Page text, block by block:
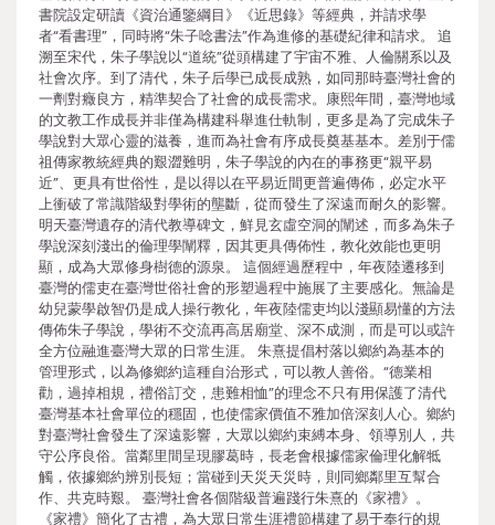
書院設定研讀《資治通鑒綱目》《近思錄》等經典，并請求學
者“看書理”，同時將“朱子唸書法”作為進修的基礎紀律和請求。 追
溯至宋代，朱子學說以“道統”從頭構建了宇宙不雅、人倫關系以及
社會次序。到了清代，朱子后學已成長成熟，如同那時臺灣社會的
一劑對癥良方，精準契合了社會的成長需求。康熙年間，臺灣地域
的文教工作成長并非僅為構建科舉進仕軌制，更多是為了完成朱子
學說對大眾心靈的滋養，進而為社會有序成長奠基基本。差別于儒
祖傳家教統經典的艱澀難明，朱子學說的內在的事務更“親平易
近”、更具有世俗性，是以得以在平易近間更普遍傳佈，必定水平
上衝破了常識階級對學術的壟斷，從而發生了深遠而耐久的影響。
明天臺灣遺存的清代教導碑文，鮮見玄虛空洞的闡述，而多為朱子
學說深刻淺出的倫理學闡釋，因其更具傳佈性，教化效能也更明
顯，成為大眾修身樹德的源泉。 這個經過歷程中，年夜陸遷移到
臺灣的儒吏在臺灣世俗社會的形塑過程中施展了主要感化。無論是
幼兒蒙學啟智仍是成人操行教化，年夜陸儒吏均以淺顯易懂的方法
傳佈朱子學說，學術不交流再高居廟堂、深不成測，而是可以或許
全方位融進臺灣大眾的日常生涯。 朱熹提倡村落以鄉約為基本的
管理形式，以為修鄉約這種自治形式，可以教人善俗。“德業相
勸，過掉相規，禮俗訂交，患難相恤”的理念不只有用保護了清代
臺灣基本社會單位的穩固，也使儒家價值不雅加倍深刻人心。鄉約
對臺灣社會發生了深遠影響，大眾以鄉約束縛本身、領導別人，共
守公序良俗。當鄰里間呈現膠葛時，長老會根據儒家倫理化解牴
觸，依據鄉約辨別長短；當碰到天災天災時，則同鄉鄰里互幫合
作、共克時艱。 臺灣社會各個階級普遍踐行朱熹的《家禮》。
《家禮》簡化了古禮，為大眾日常生涯禮節構建了易于奉行的規